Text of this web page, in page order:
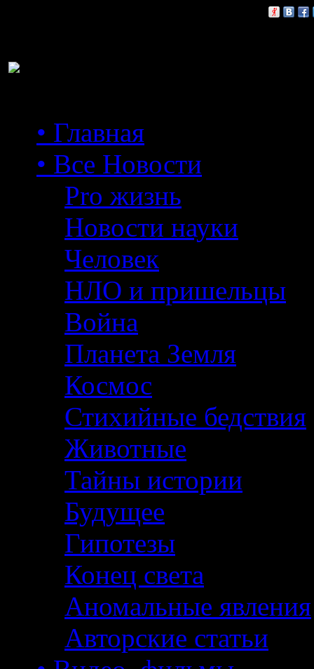
• Главная
• Все Новости
Pro жизнь
Новости науки
Человек
НЛО и пришельцы
Война
Планета Земля
Космос
Стихийные бедствия
Животные
Тайны истории
Будущее
Гипотезы
Конец света
Аномальные явления
Авторские статьи